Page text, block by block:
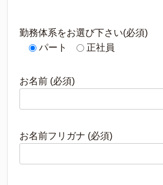
勤務体系をお選び下さい(必須)
パート
正社員
お名前 (必須)
お名前フリガナ (必須)